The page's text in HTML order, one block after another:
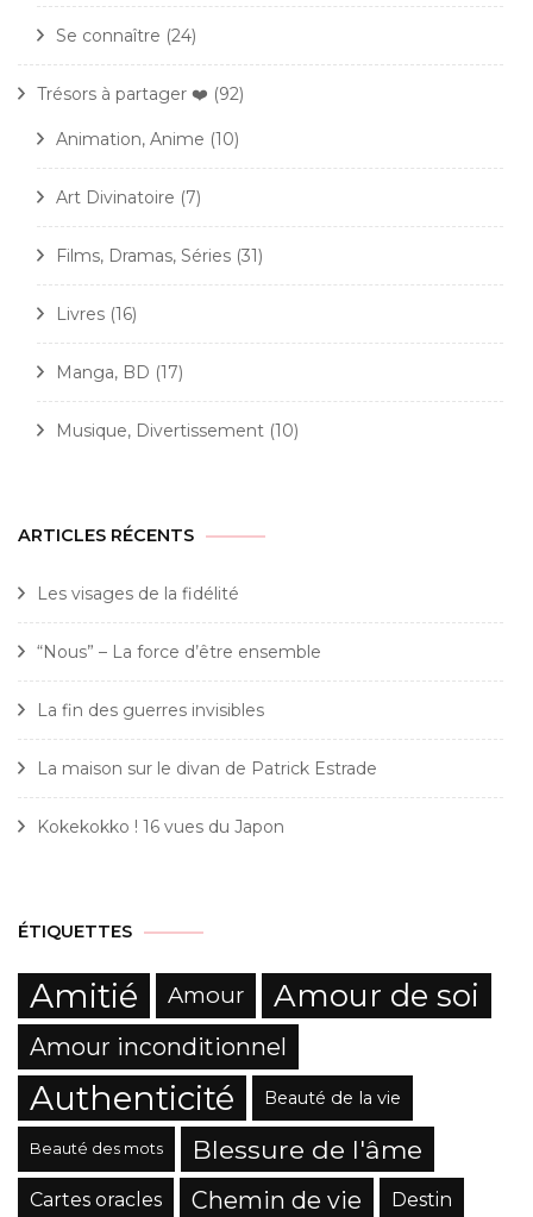
Se connaître (24)
Trésors à partager ❤️ (92)
Animation, Anime (10)
Art Divinatoire (7)
Films, Dramas, Séries (31)
Livres (16)
Manga, BD (17)
Musique, Divertissement (10)
ARTICLES RÉCENTS
Les visages de la fidélité
“Nous” – La force d’être ensemble
La fin des guerres invisibles
La maison sur le divan de Patrick Estrade
Kokekokko ! 16 vues du Japon
ÉTIQUETTES
Amitié Amour Amour de soi
Amour inconditionnel
Authenticité Beauté de la vie
Beauté des mots Blessure de l'âme
Cartes oracles Chemin de vie Destin